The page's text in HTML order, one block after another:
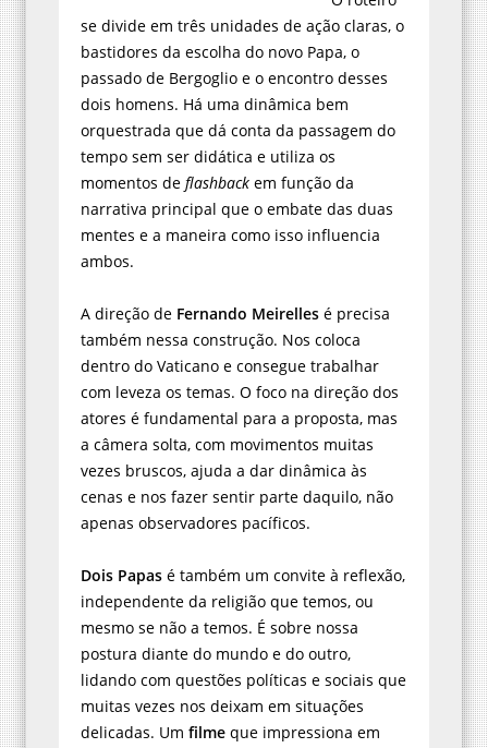
se divide em três unidades de ação claras, o
bastidores da escolha do novo Papa, o
passado de Bergoglio e o encontro desses
dois homens. Há uma dinâmica bem
orquestrada que dá conta da passagem do
tempo sem ser didática e utiliza os
momentos de flashback em função da
narrativa principal que o embate das duas
mentes e a maneira como isso influencia
ambos.
A direção de Fernando Meirelles é precisa
também nessa construção. Nos coloca
dentro do Vaticano e consegue trabalhar
com leveza os temas. O foco na direção dos
atores é fundamental para a proposta, mas
a câmera solta, com movimentos muitas
vezes bruscos, ajuda a dar dinâmica às
cenas e nos fazer sentir parte daquilo, não
apenas observadores pacíficos.
Dois Papas é também um convite à reflexão,
independente da religião que temos, ou
mesmo se não a temos. É sobre nossa
postura diante do mundo e do outro,
lidando com questões políticas e sociais que
muitas vezes nos deixam em situações
delicadas. Um filme que impressiona em